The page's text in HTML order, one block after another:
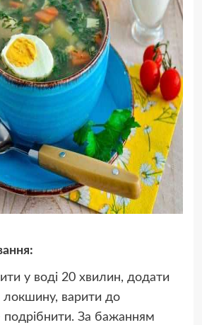
у воді 20 хвилин, додати
локшину, варити до
подрібнити. За бажанням